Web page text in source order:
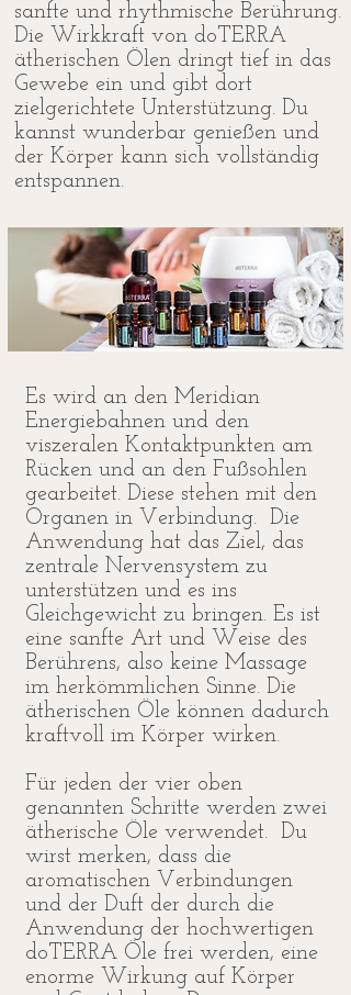
sanfte und rhythmische Berührung.
Die Wirkkraft von doTERRA
ätherischen Ölen dringt tief in das
Gewebe ein und gibt dort
zielgerichtete Unterstützung. Du
kannst wunderbar genießen und
der Körper kann sich vollständig
entspannen.
Es wird an den Meridian
Energiebahnen und den
viszeralen Kontaktpunkten am
Rücken und an den Fußsohlen
gearbeitet. Diese stehen mit den
Organen in Verbindung. Die
Anwendung hat das Ziel, das
zentrale Nervensystem zu
unterstützen und es ins
Gleichgewicht zu bringen. Es ist
eine sanfte Art und Weise des
Berührens, also keine Massage
im herkömmlichen Sinne. Die
ätherischen Öle können dadurch
kraftvoll im Körper wirken.
Für jeden der vier oben
genannten Schritte werden zwei
ätherische Öle verwendet. Du
wirst merken, dass die
aromatischen Verbindungen
und der Duft der durch die
Anwendung der hochwertigen
doTERRA Öle frei werden, eine
enorme Wirkung auf Körper